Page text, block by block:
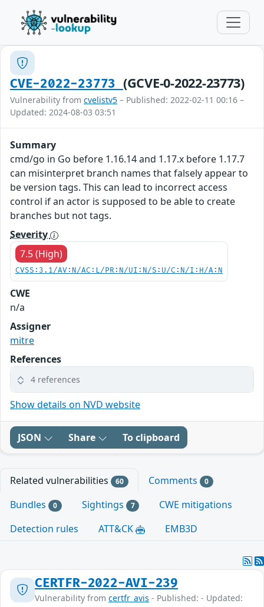
CVE-2022-23773 (GCVE-0-2022-23773)
Vulnerability from cvelistv5 – Published: 2022-02-11 00:16 –
Updated: 2024-08-03 03:51
Summary
cmd/go in Go before 1.16.14 and 1.17.x before 1.17.7
can misinterpret branch names that falsely appear to
be version tags. This can lead to incorrect access
control if an actor is supposed to be able to create
branches but not tags.
Severity
7.5 (High)
CVSS:3.1/AV:N/AC:L/PR:N/UI:N/S:U/C:N/I:H/A:N
CWE
n/a
Assigner
mitre
References
4 references
Show details on NVD website
JSON Share To clipboard
Related vulnerabilities 60 Comments 0
Bundles 0 Sightings 7
CWE mitigations
Detection rules
ATT&CK EMB3D
CERTFR-2022-AVI-239
Vulnerability from certfr_avis - Published: - Updated: